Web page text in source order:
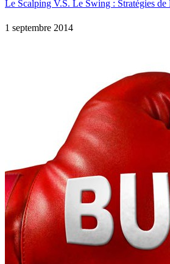
Le Scalping V.S. Le Swing : Stratégies
1 septembre 2014